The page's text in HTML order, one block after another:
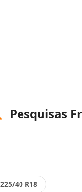
Pesquisas
225/40 R18